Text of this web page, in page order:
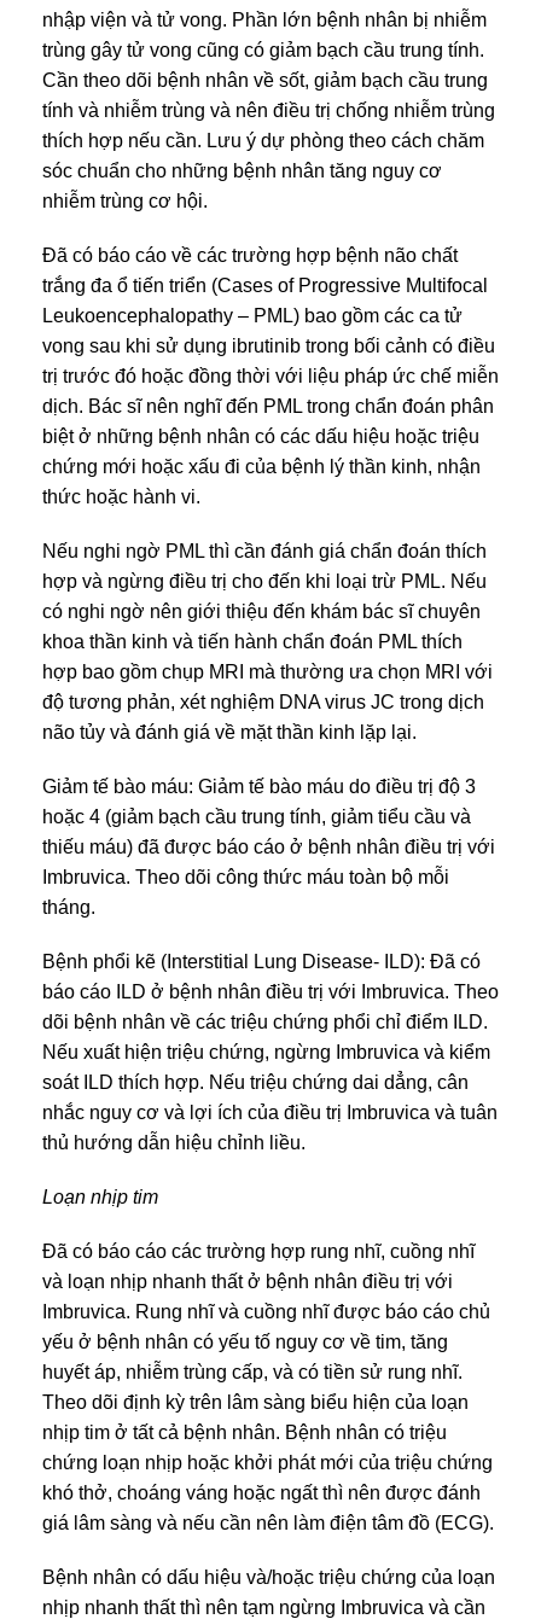
nhập viện và tử vong. Phần lớn bệnh nhân bị nhiễm
trùng gây tử vong cũng có giảm bạch cầu trung tính.
Cần theo dõi bệnh nhân về sốt, giảm bạch cầu trung
tính và nhiễm trùng và nên điều trị chống nhiễm trùng
thích hợp nếu cần. Lưu ý dự phòng theo cách chăm
sóc chuẩn cho những bệnh nhân tăng nguy cơ
nhiễm trùng cơ hội.
Đã có báo cáo về các trường hợp bệnh não chất
trắng đa ổ tiến triển (Cases of Progressive Multifocal
Leukoencephalopathy – PML) bao gồm các ca tử
vong sau khi sử dụng ibrutinib trong bối cảnh có điều
trị trước đó hoặc đồng thời với liệu pháp ức chế miễn
dịch. Bác sĩ nên nghĩ đến PML trong chẩn đoán phân
biệt ở những bệnh nhân có các dấu hiệu hoặc triệu
chứng mới hoặc xấu đi của bệnh lý thần kinh, nhận
thức hoặc hành vi.
Nếu nghi ngờ PML thì cần đánh giá chẩn đoán thích
hợp và ngừng điều trị cho đến khi loại trừ PML. Nếu
có nghi ngờ nên giới thiệu đến khám bác sĩ chuyên
khoa thần kinh và tiến hành chẩn đoán PML thích
hợp bao gồm chụp MRI mà thường ưa chọn MRI với
độ tương phản, xét nghiệm DNA virus JC trong dịch
não tủy và đánh giá về mặt thần kinh lặp lại.
Giảm tế bào máu: Giảm tế bào máu do điều trị độ 3
hoặc 4 (giảm bạch cầu trung tính, giảm tiểu cầu và
thiếu máu) đã được báo cáo ở bệnh nhân điều trị với
Imbruvica. Theo dõi công thức máu toàn bộ mỗi
tháng.
Bệnh phổi kẽ (Interstitial Lung Disease- ILD): Đã có
báo cáo ILD ở bệnh nhân điều trị với Imbruvica. Theo
dõi bệnh nhân về các triệu chứng phổi chỉ điểm ILD.
Nếu xuất hiện triệu chứng, ngừng Imbruvica và kiểm
soát ILD thích hợp. Nếu triệu chứng dai dẳng, cân
nhắc nguy cơ và lợi ích của điều trị Imbruvica và tuân
thủ hướng dẫn hiệu chỉnh liều.
Loạn nhịp tim
Đã có báo cáo các trường hợp rung nhĩ, cuồng nhĩ
và loạn nhịp nhanh thất ở bệnh nhân điều trị với
Imbruvica. Rung nhĩ và cuồng nhĩ được báo cáo chủ
yếu ở bệnh nhân có yếu tố nguy cơ về tim, tăng
huyết áp, nhiễm trùng cấp, và có tiền sử rung nhĩ.
Theo dõi định kỳ trên lâm sàng biểu hiện của loạn
nhịp tim ở tất cả bệnh nhân. Bệnh nhân có triệu
chứng loạn nhịp hoặc khởi phát mới của triệu chứng
khó thở, choáng váng hoặc ngất thì nên được đánh
giá lâm sàng và nếu cần nên làm điện tâm đồ (ECG).
Bệnh nhân có dấu hiệu và/hoặc triệu chứng của loạn
nhịp nhanh thất thì nên tạm ngừng Imbruvica và cần